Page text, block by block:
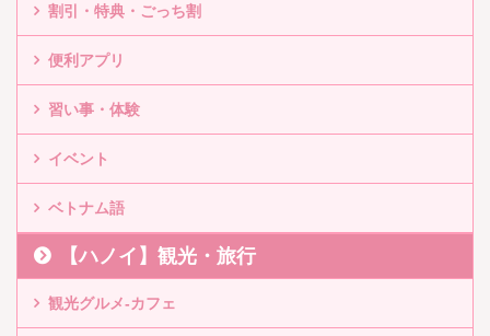
割引・特典・ごっち割
便利アプリ
習い事・体験
イベント
ベトナム語
【ハノイ】観光・旅行
観光グルメ-カフェ